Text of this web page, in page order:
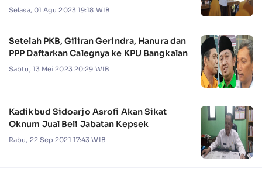
Selasa, 01 Agu 2023 19:18 WIB
Setelah PKB, Giliran Gerindra, Hanura dan
PPP Daftarkan Calegnya ke KPU Bangkalan
Sabtu, 13 Mei 2023 20:29 WIB
Kadikbud Sidoarjo Asrofi Akan Sikat
Oknum Jual Beli Jabatan Kepsek
Rabu, 22 Sep 2021 17:43 WIB